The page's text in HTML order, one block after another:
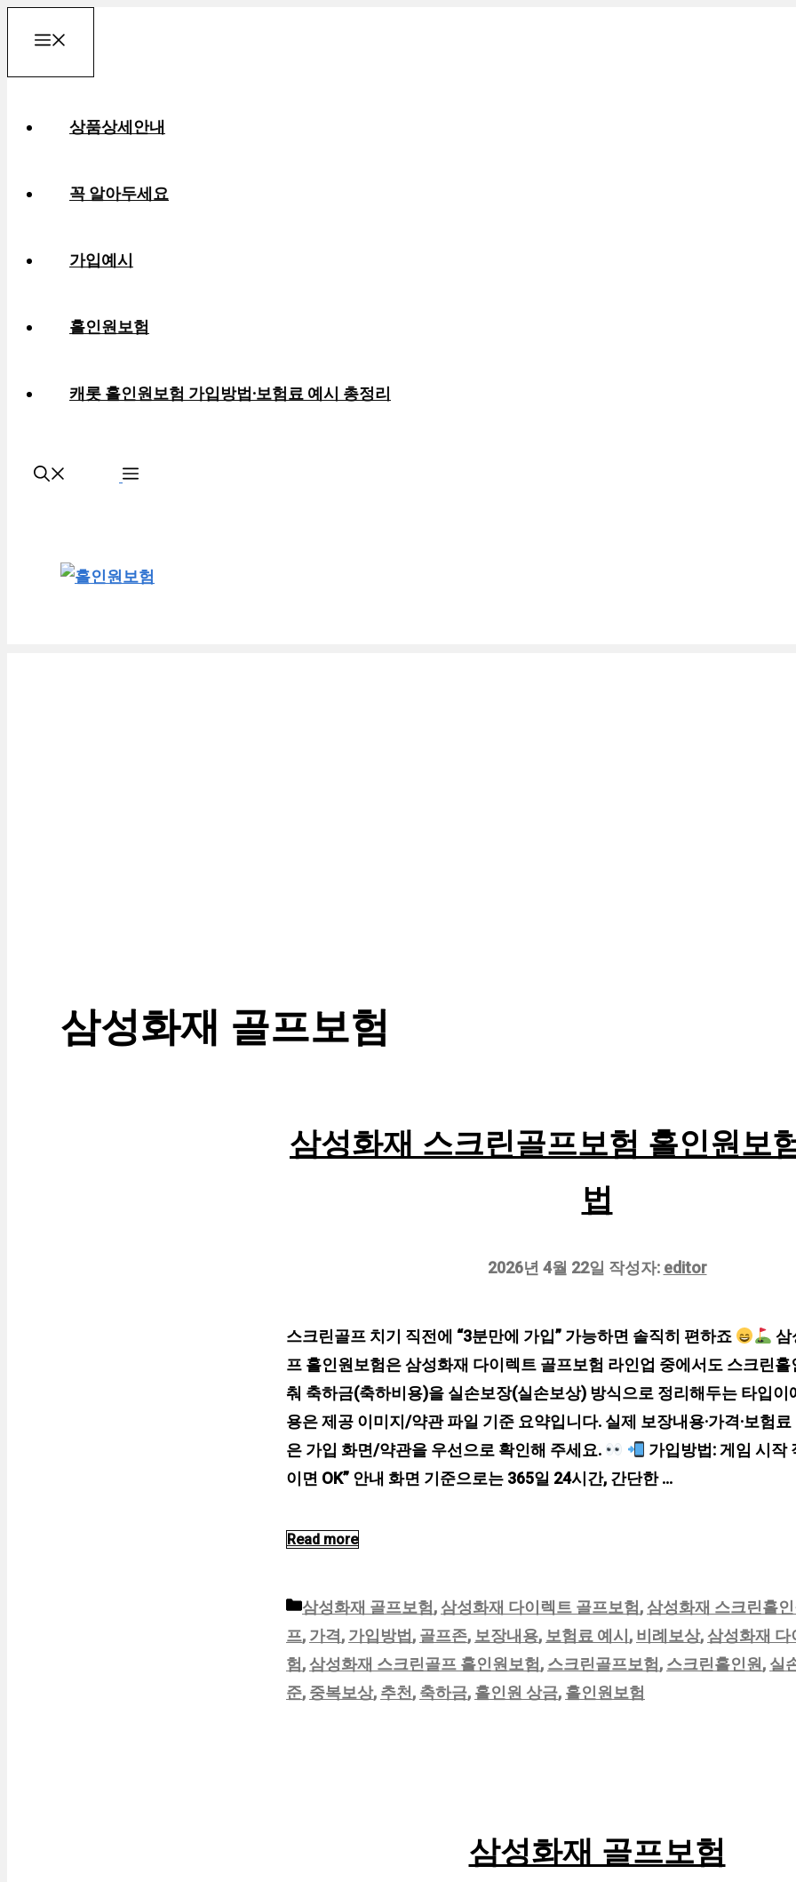
츠
상품상세안내
꼭 알아두세요
가입예시
홀인원보험
캐롯 홀인원보험 가입방법·보험료 예시 총정리
삼성화재 골프보험
삼성화재 스크린골프보험 홀인원보
법
2026년 4월 22일 작성자: editor
스크린골프 치기 직전에 “3분만에 가입” 가능하면 솔직히 편하죠
삼
프 홀인원보험은 삼성화재 다이렉트 골프보험 라인업 중에서도 스크린홀
춰 축하금(축하비용)을 실손보장(실손보상) 방식으로 정리해두는 타입
용은 제공 이미지/약관 파일 기준 요약입니다. 실제 보장내용·가격·보험료
은 가입 화면/약관을 우선으로 확인해 주세요.
가입방법: 게임 시작
이면 OK” 안내 화면 기준으로는 365일 24시간, 간단한 …
Read more
카
테
고
리
삼성화재 골프보험 ,삼성화재 다이렉트 골프보험 ,삼성화재 스크린홀
프, 가격 , 가입방법 , 골프존, 보장내용, 보험료 예시 , 비례보상,삼성화재 다
험 ,삼성화재 스크린골프 홀인원보험 , 스크린골프보험 , 스크린홀인원 , 실
준, 중복보상, 추천 , 축하금, 홀인원 상금, 홀인원보험
삼성화재 골프보험